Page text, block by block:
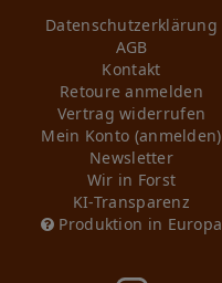
Daten­schutz­erklärung
AGB
Kontakt
Retoure anmelden
Vertrag widerrufen
Mein Konto (anmelden)
Newsletter
Wir in Forst
KI-Transparenz
Produktion in Europa